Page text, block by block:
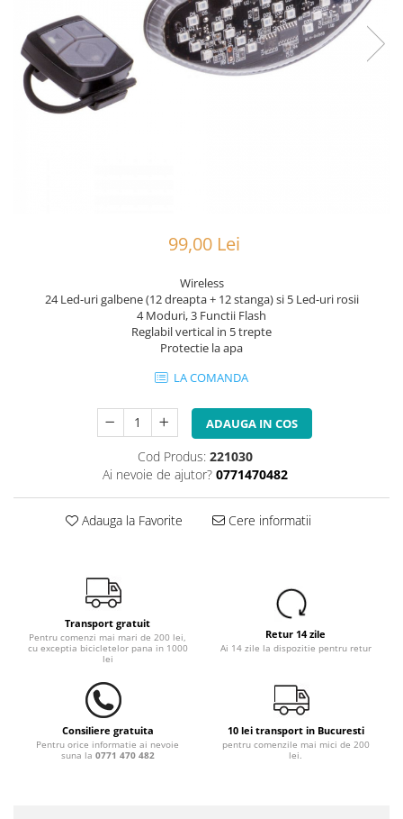
Reflectorizante
Roti ajutatoare
Sonerii
Stickere
Lanturi
Manete schimbator
Mansoane & Ghidoline
Pedale
Schimbatoare si accesorii
99,00 Lei
Wireless
24 Led-uri galbene (12 dreapta + 12 stanga) si 5 Led-uri rosii
4 Moduri, 3 Functii Flash
Reglabil vertical in 5 trepte
Protectie la apa
LA COMANDA
ADAUGA IN COS
Cod Produs: 221030
Ai nevoie de ajutor? 0771470482
Adauga la Favorite Cere informatii
Transport gratuit
Pentru comenzi mai mari de 200 lei,
cu exceptia bicicletelor pana in 1000
lei
Retur 14 zile
Ai 14 zile la dispozitie pentru retur
Consiliere gratuita
Pentru orice informatie ai nevoie
suna la 0771 470 482
10 lei transport in Bucuresti
pentru comenzile mai mici de 200
lei.